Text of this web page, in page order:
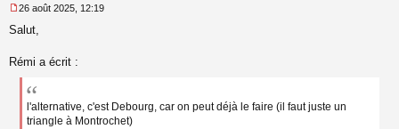
e
s
26 août 2025, 12:19
Salut,
Rémi a écrit :
l'alternative, c'est Debourg, car on peut déjà le faire (il faut juste un
triangle à Montrochet)